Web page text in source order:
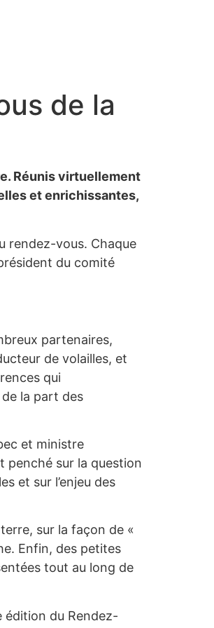
de la
Réunis virtuellement
et enrichissantes,
rendez-vous. Chaque
du comité
partenaires,
de volailles, et
qui
la part des
et ministre
penché sur la question
et sur l’enjeu des
sur la façon de «
Enfin, des petites
tout au long de
édition du Rendez-